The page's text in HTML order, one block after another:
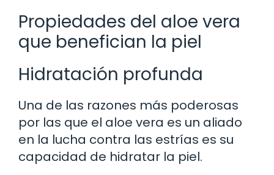
Propiedades del aloe vera
que benefician la piel
Hidratación profunda
Una de las razones más poderosas
por las que el aloe vera es un aliado
en la lucha contra las estrías es su
capacidad de hidratar la piel.